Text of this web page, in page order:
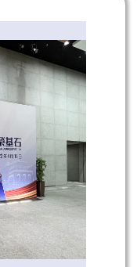
貼最新資訊！
小紅書